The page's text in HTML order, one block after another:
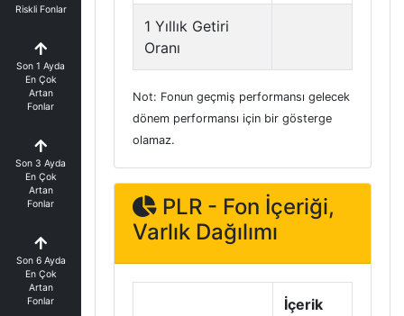
Riskli Fonlar
Son 1 Ayda
En Çok
Artan
Fonlar
Son 3 Ayda
En Çok
Artan
Fonlar
Son 6 Ayda
En Çok
Artan
Fonlar
1 Yıllık Getiri
Oranı
Not: Fonun geçmiş performansı gelecek
dönem performansı için bir gösterge
olamaz.
PLR - Fon İçeriği,
Varlık Dağılımı
İçerik